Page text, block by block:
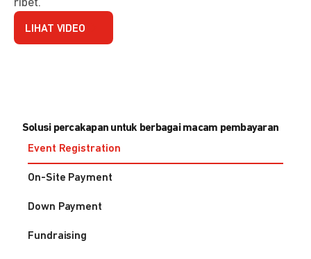
ribet.
LIHAT VIDEO
Solusi percakapan untuk berbagai macam pembayaran
Event Registration
On-Site Payment
Down Payment
Fundraising